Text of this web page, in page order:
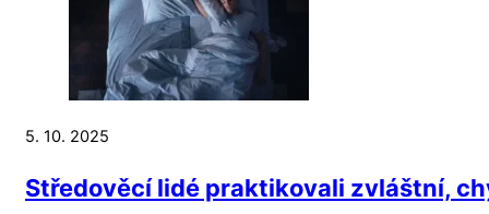
5. 10. 2025
Středověcí lidé praktikovali zvláštní,